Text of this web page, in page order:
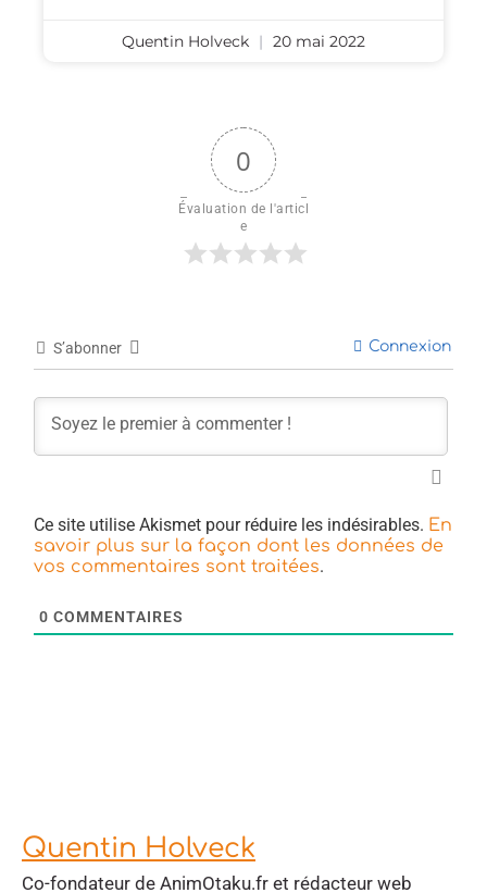
Quentin Holveck 20 mai 2022
0
Évaluation de l'articl
e
S’abonner Connexion
Ce site utilise Akismet pour réduire les indésirables. En
savoir plus sur la façon dont les données de
vos commentaires sont traitées.
0 COMMENTAIRES
Quentin Holveck
Co-fondateur de AnimOtaku.fr et rédacteur web